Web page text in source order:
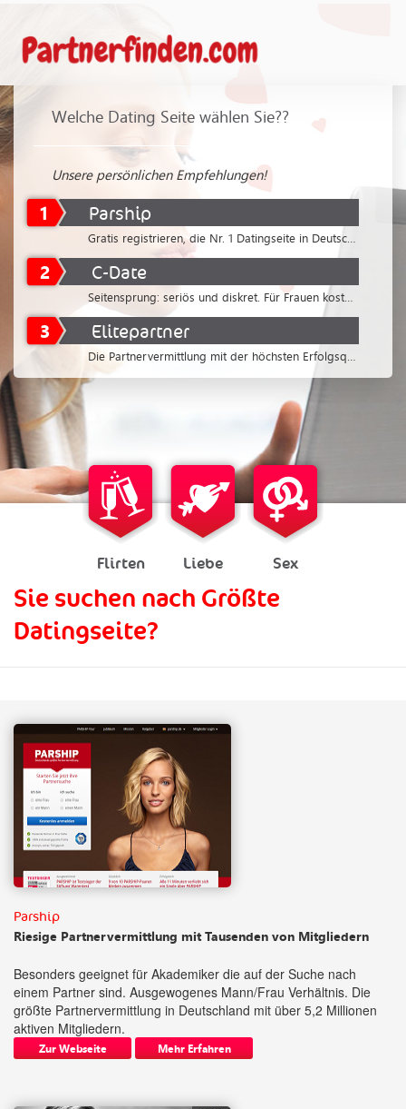
Welche Dating Seite wählen Sie??
Unsere persönlichen Empfehlungen!
1 Parship
2 C-Date
3 Elitepartner
Flirten Liebe Sex
Sie suchen nach Größte
Datingseite?
Parship
Riesige Partnervermittlung mit Tausenden von Mitgliedern
Besonders geeignet für Akademiker die auf der Suche nach
einem Partner sind. Ausgewogenes Mann/Frau Verhältnis. Die
größte Partnervermittlung in Deutschland mit über 5,2 Millionen
aktiven Mitgliedern.
Zur Webseite Mehr Erfahren